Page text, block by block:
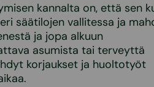
kannalta on, että sen
säätilojen vallitessa ja
ja jopa alkuun
asumista tai terveyttä
korjaukset ja huoltotyöt